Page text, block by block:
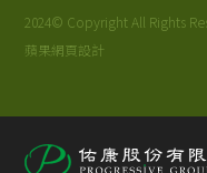
2024© Copyright All Rights
蘋果網頁設計